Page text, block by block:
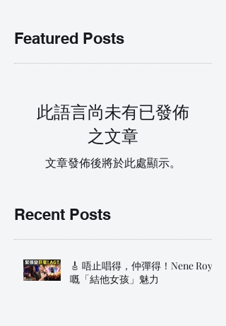
Featured Posts
此語言尚未有已發佈
之文章
文章發佈後將於此處顯示。
Recent Posts
🎸 唔止唱得，仲彈得！Nene Royal
嘅「結他女孩」魅力